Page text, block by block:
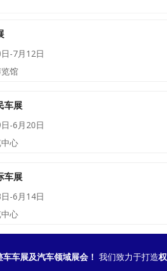
-7月12日
馆
车展
-6月20日
心
车展
-6月14日
心
车展及汽车领域展会！ 我们致力于打造